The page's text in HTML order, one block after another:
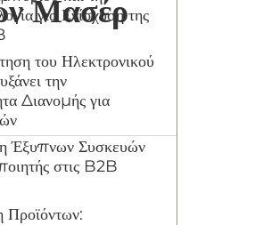
Μασέρ
για Ενίσχυση της
του Ηλεκτρονικού
την
Διανομής για
Έξυπνων Συσκευών
στις B2B